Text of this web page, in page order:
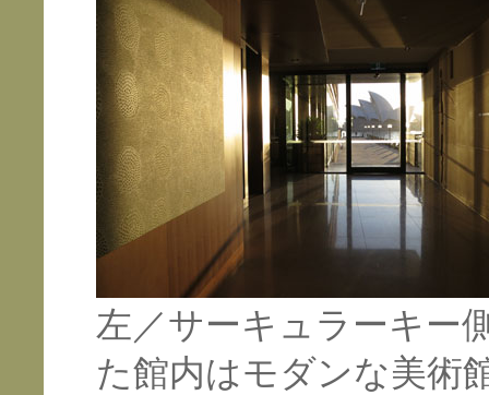
左／サーキュラーキー
た館内はモダンな美術